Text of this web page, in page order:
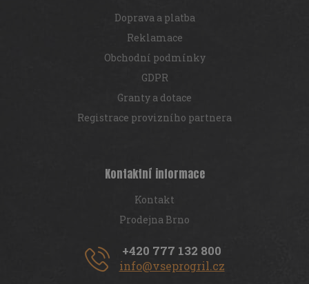
Doprava a platba
Reklamace
Obchodní podmínky
GDPR
Granty a dotace
Registrace provizního partnera
Kontaktní informace
Kontakt
Prodejna Brno
+420 777 132 800
info@vseprogril.cz